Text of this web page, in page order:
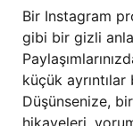
Bir Instagram
gibi bir gizli
küçük ayrıntılar
Düşünsenize,
hikayeleri,